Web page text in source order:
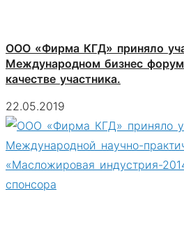
ООО «Фирма КГД» приняло
Международном бизнес
качестве участника.
22.05.2019